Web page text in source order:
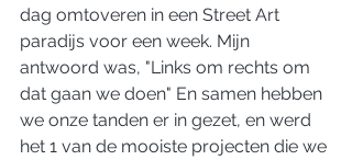
dag omtoveren in een Street Art
paradijs voor een week. Mijn
antwoord was, "Links om rechts om
dat gaan we doen" En samen hebben
we onze tanden er in gezet, en werd
het 1 van de mooiste projecten die we